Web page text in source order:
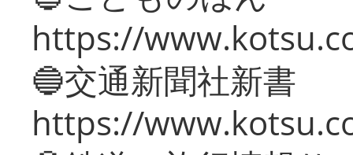
https://
🔵交通新聞社新書
https://